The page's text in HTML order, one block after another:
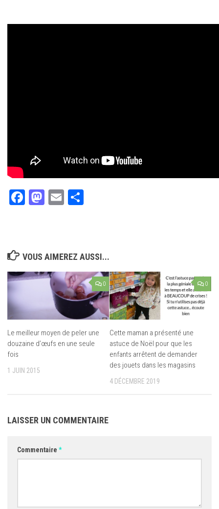
Facebook
Mastodon
Email
VOUS AIMEREZ AUSSI...
0
Le meilleur moyen de peler une
douzaine d’œufs en une seule
fois
1 JUIN 2015
0
Cette maman a présenté une
astuce de Noël pour que les
enfants arrêtent de demander
des jouets dans les magasins
4 DÉCEMBRE 2019
LAISSER UN COMMENTAIRE
Commentaire *